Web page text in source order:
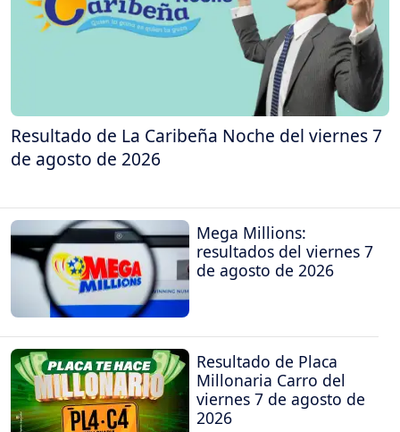
Resultado de La Caribeña Noche del viernes 7
de agosto de 2026
Mega Millions:
resultados del viernes 7
de agosto de 2026
Resultado de Placa
Millonaria Carro del
viernes 7 de agosto de
2026